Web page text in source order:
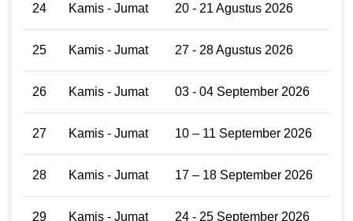
24 Kamis - Jumat 20 - 21 Agustus 2026
25 Kamis - Jumat 27 - 28 Agustus 2026
26 Kamis - Jumat 03 - 04 September 2026
27 Kamis - Jumat 10 – 11 September 2026
28 Kamis - Jumat 17 – 18 September 2026
29 Kamis - Jumat 24 - 25 September 2026